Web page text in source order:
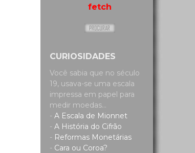
fetch
CURIOSIDADES
Você sabia que no século
19, usava-se uma escala
impressa em papel para
medir moedas...
- A Escala de Mionnet
- A História do Cifrão
- Reformas Monetárias
- Cara ou Coroa?